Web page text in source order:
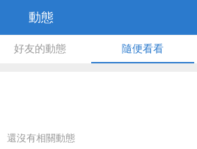
動態
好友的動態 隨便看看
還沒有相關動態